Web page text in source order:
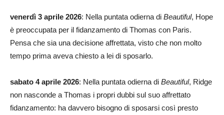
venerdì 3 aprile 2026: Nella puntata odierna di Beautiful, Hope
è preoccupata per il fidanzamento di Thomas con Paris.
Pensa che sia una decisione affrettata, visto che non molto
tempo prima aveva chiesto a lei di sposarlo.
sabato 4 aprile 2026: Nella puntata odierna di Beautiful, Ridge
non nasconde a Thomas i propri dubbi sul suo affrettato
fidanzamento: ha davvero bisogno di sposarsi così presto